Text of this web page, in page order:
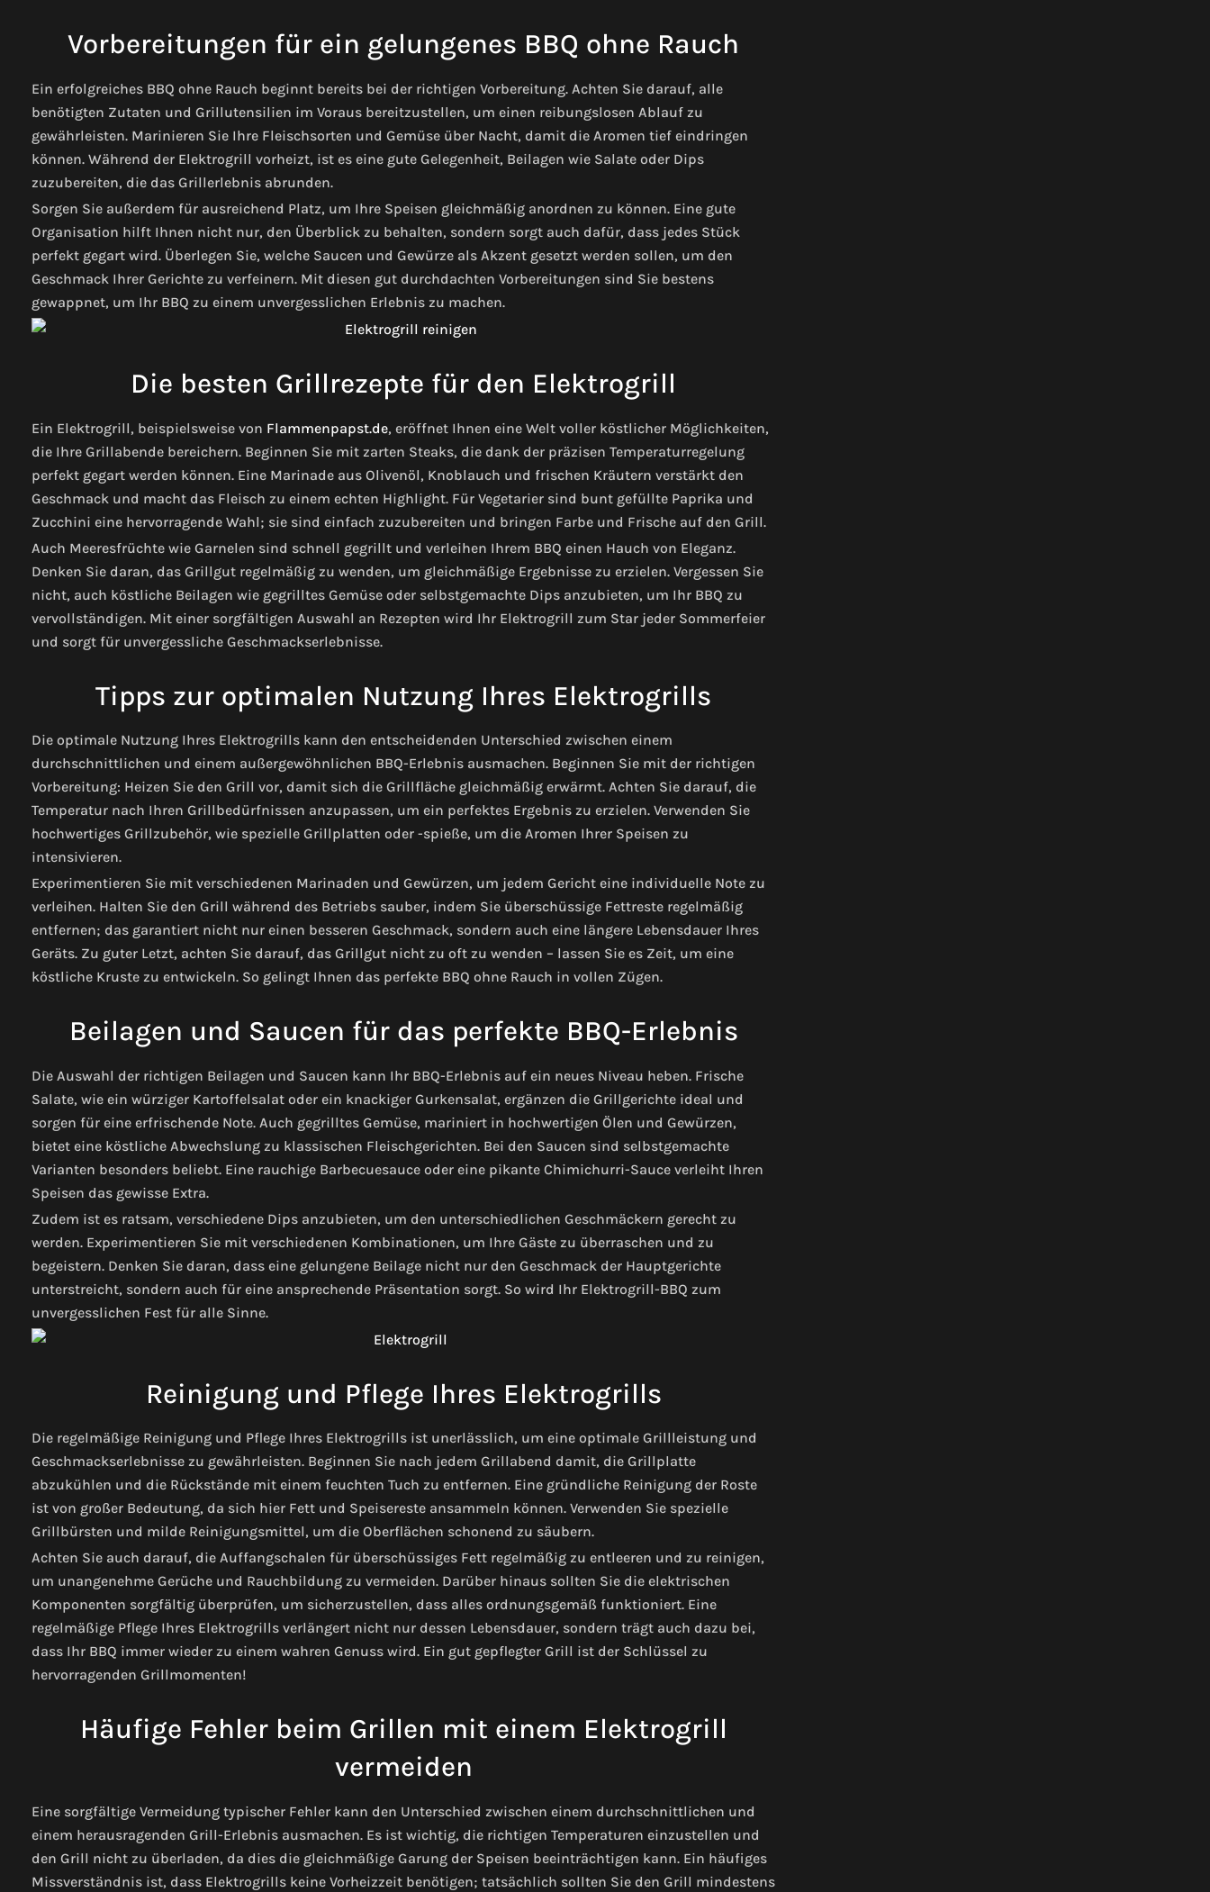
Vorbereitungen für ein gelungenes BBQ ohne Rauch
Ein erfolgreiches BBQ ohne Rauch beginnt bereits bei der richtigen Vorbereitung. Achten Sie darauf, alle
benötigten Zutaten und Grillutensilien im Voraus bereitzustellen, um einen reibungslosen Ablauf zu
gewährleisten. Marinieren Sie Ihre Fleischsorten und Gemüse über Nacht, damit die Aromen tief eindringen
können. Während der Elektrogrill vorheizt, ist es eine gute Gelegenheit, Beilagen wie Salate oder Dips
zuzubereiten, die das Grillerlebnis abrunden.
Sorgen Sie außerdem für ausreichend Platz, um Ihre Speisen gleichmäßig anordnen zu können. Eine gute
Organisation hilft Ihnen nicht nur, den Überblick zu behalten, sondern sorgt auch dafür, dass jedes Stück
perfekt gegart wird. Überlegen Sie, welche Saucen und Gewürze als Akzent gesetzt werden sollen, um den
Geschmack Ihrer Gerichte zu verfeinern. Mit diesen gut durchdachten Vorbereitungen sind Sie bestens
gewappnet, um Ihr BBQ zu einem unvergesslichen Erlebnis zu machen.
Die besten Grillrezepte für den Elektrogrill
Ein Elektrogrill, beispielsweise von Flammenpapst.de, eröffnet Ihnen eine Welt voller köstlicher Möglichkeiten,
die Ihre Grillabende bereichern. Beginnen Sie mit zarten Steaks, die dank der präzisen Temperaturregelung
perfekt gegart werden können. Eine Marinade aus Olivenöl, Knoblauch und frischen Kräutern verstärkt den
Geschmack und macht das Fleisch zu einem echten Highlight. Für Vegetarier sind bunt gefüllte Paprika und
Zucchini eine hervorragende Wahl; sie sind einfach zuzubereiten und bringen Farbe und Frische auf den Grill.
Auch Meeresfrüchte wie Garnelen sind schnell gegrillt und verleihen Ihrem BBQ einen Hauch von Eleganz.
Denken Sie daran, das Grillgut regelmäßig zu wenden, um gleichmäßige Ergebnisse zu erzielen. Vergessen Sie
nicht, auch köstliche Beilagen wie gegrilltes Gemüse oder selbstgemachte Dips anzubieten, um Ihr BBQ zu
vervollständigen. Mit einer sorgfältigen Auswahl an Rezepten wird Ihr Elektrogrill zum Star jeder Sommerfeier
und sorgt für unvergessliche Geschmackserlebnisse.
Tipps zur optimalen Nutzung Ihres Elektrogrills
Die optimale Nutzung Ihres Elektrogrills kann den entscheidenden Unterschied zwischen einem
durchschnittlichen und einem außergewöhnlichen BBQ-Erlebnis ausmachen. Beginnen Sie mit der richtigen
Vorbereitung: Heizen Sie den Grill vor, damit sich die Grillfläche gleichmäßig erwärmt. Achten Sie darauf, die
Temperatur nach Ihren Grillbedürfnissen anzupassen, um ein perfektes Ergebnis zu erzielen. Verwenden Sie
hochwertiges Grillzubehör, wie spezielle Grillplatten oder -spieße, um die Aromen Ihrer Speisen zu
intensivieren.
Experimentieren Sie mit verschiedenen Marinaden und Gewürzen, um jedem Gericht eine individuelle Note zu
verleihen. Halten Sie den Grill während des Betriebs sauber, indem Sie überschüssige Fettreste regelmäßig
entfernen; das garantiert nicht nur einen besseren Geschmack, sondern auch eine längere Lebensdauer Ihres
Geräts. Zu guter Letzt, achten Sie darauf, das Grillgut nicht zu oft zu wenden – lassen Sie es Zeit, um eine
köstliche Kruste zu entwickeln. So gelingt Ihnen das perfekte BBQ ohne Rauch in vollen Zügen.
Beilagen und Saucen für das perfekte BBQ-Erlebnis
Die Auswahl der richtigen Beilagen und Saucen kann Ihr BBQ-Erlebnis auf ein neues Niveau heben. Frische
Salate, wie ein würziger Kartoffelsalat oder ein knackiger Gurkensalat, ergänzen die Grillgerichte ideal und
sorgen für eine erfrischende Note. Auch gegrilltes Gemüse, mariniert in hochwertigen Ölen und Gewürzen,
bietet eine köstliche Abwechslung zu klassischen Fleischgerichten. Bei den Saucen sind selbstgemachte
Varianten besonders beliebt. Eine rauchige Barbecuesauce oder eine pikante Chimichurri-Sauce verleiht Ihren
Speisen das gewisse Extra.
Zudem ist es ratsam, verschiedene Dips anzubieten, um den unterschiedlichen Geschmäckern gerecht zu
werden. Experimentieren Sie mit verschiedenen Kombinationen, um Ihre Gäste zu überraschen und zu
begeistern. Denken Sie daran, dass eine gelungene Beilage nicht nur den Geschmack der Hauptgerichte
unterstreicht, sondern auch für eine ansprechende Präsentation sorgt. So wird Ihr Elektrogrill-BBQ zum
unvergesslichen Fest für alle Sinne.
Reinigung und Pflege Ihres Elektrogrills
Die regelmäßige Reinigung und Pflege Ihres Elektrogrills ist unerlässlich, um eine optimale Grillleistung und
Geschmackserlebnisse zu gewährleisten. Beginnen Sie nach jedem Grillabend damit, die Grillplatte
abzukühlen und die Rückstände mit einem feuchten Tuch zu entfernen. Eine gründliche Reinigung der Roste
ist von großer Bedeutung, da sich hier Fett und Speisereste ansammeln können. Verwenden Sie spezielle
Grillbürsten und milde Reinigungsmittel, um die Oberflächen schonend zu säubern.
Achten Sie auch darauf, die Auffangschalen für überschüssiges Fett regelmäßig zu entleeren und zu reinigen,
um unangenehme Gerüche und Rauchbildung zu vermeiden. Darüber hinaus sollten Sie die elektrischen
Komponenten sorgfältig überprüfen, um sicherzustellen, dass alles ordnungsgemäß funktioniert. Eine
regelmäßige Pflege Ihres Elektrogrills verlängert nicht nur dessen Lebensdauer, sondern trägt auch dazu bei,
dass Ihr BBQ immer wieder zu einem wahren Genuss wird. Ein gut gepflegter Grill ist der Schlüssel zu
hervorragenden Grillmomenten!
Häufige Fehler beim Grillen mit einem Elektrogrill
vermeiden
Eine sorgfältige Vermeidung typischer Fehler kann den Unterschied zwischen einem durchschnittlichen und
einem herausragenden Grill-Erlebnis ausmachen. Es ist wichtig, die richtigen Temperaturen einzustellen und
den Grill nicht zu überladen, da dies die gleichmäßige Garung der Speisen beeinträchtigen kann. Ein häufiges
Missverständnis ist, dass Elektrogrills keine Vorheizzeit benötigen; tatsächlich sollten Sie den Grill mindestens